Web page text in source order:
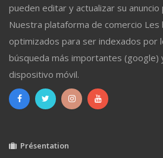
pueden editar y actualizar su
Nuestra plataforma de comercio Les
optimizados para ser indexados por
búsqueda más importantes (google)
dispositivo móvil.
Présentation